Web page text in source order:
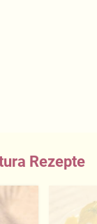
Rezepte